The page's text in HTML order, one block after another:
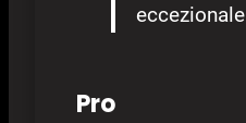
eccezionale
Pro